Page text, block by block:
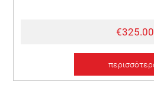
€325.00